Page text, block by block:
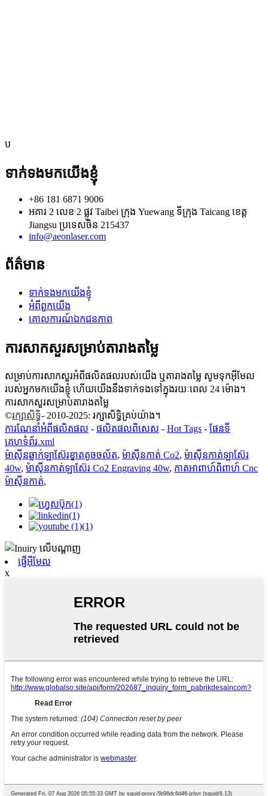
ប
ទាក់ទងមកយើងខ្ញុំ
+86 181 6871 9006
អគារ 2 លេខ 2 ផ្លូវ Taibei ក្រុង Yuewang ទីក្រុង Taicang ខេត្ត
Jiangsu ប្រទេសចិន 215437
info@aeonlaser.com
ព័ត៌មាន
ទាក់ទងមកយើងខ្ញុំ
អំពីពួកយើង
គោលការណ៍ឯកជនភាព
ការសាកសួរសម្រាប់តារាងតម្លៃ
សម្រាប់ការសាកសួរអំពីផលិតផលរបស់យើង ឬតារាងតម្លៃ សូមទុកអ៊ីមែល
របស់អ្នកមកយើងខ្ញុំ ហើយយើងនឹងទាក់ទងទៅក្នុងរយៈពេល 24 ម៉ោង។
ការសាកសួរសម្រាប់តារាងតម្លៃ
©រក្សាសិទ្ធិ- 2010-2025: រក្សាសិទ្ធិគ្រប់យ៉ាង។
ការណែនាំអំពីផលិតផល - ផលិតផលពិសេស - Hot Tags - ផែនទី
គេហទំព័រ.xml
ម៉ាស៊ីនឆ្លាក់ឡាស៊ែរខ្នាតតូចចល័ត, ម៉ាស៊ីនកាត់ Co2, ម៉ាស៊ីនកាត់ឡាស៊ែរ
40w, ម៉ាស៊ីនកាត់ឡាស៊ែរ Co2 Engraving 40w, កាតអាពាហ៍ពិពាហ៍ Cnc
ម៉ាស៊ីនកាត់,
ផ្ញើអ៊ីមែល
x